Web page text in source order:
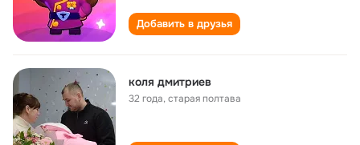
Добавить в друзья
коля дмитриев
32 года,старая полтава